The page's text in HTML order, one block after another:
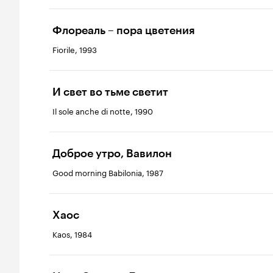
Флореаль – пора цветения
Fiorile, 1993
И свет во тьме светит
Il sole anche di notte, 1990
Доброе утро, Вавилон
Good morning Babilonia, 1987
Хаос
Kaos, 1984